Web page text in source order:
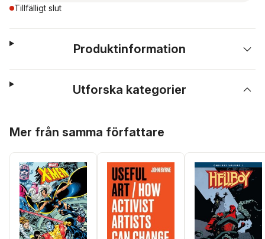
Tillfälligt slut
Produktinformation
Utforska kategorier
Mer från samma författare